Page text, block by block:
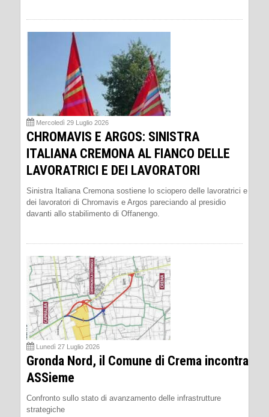
Mercoledì 29 Luglio 2026
CHROMAVIS E ARGOS: SINISTRA
ITALIANA CREMONA AL FIANCO DELLE
LAVORATRICI E DEI LAVORATORI
Sinistra Italiana Cremona sostiene lo sciopero delle lavoratrici e
dei lavoratori di Chromavis e Argos pareciando al presidio
davanti allo stabilimento di Offanengo.
Lunedì 27 Luglio 2026
Gronda Nord, il Comune di Crema incontra
ASSieme
Confronto sullo stato di avanzamento delle infrastrutture
strategiche